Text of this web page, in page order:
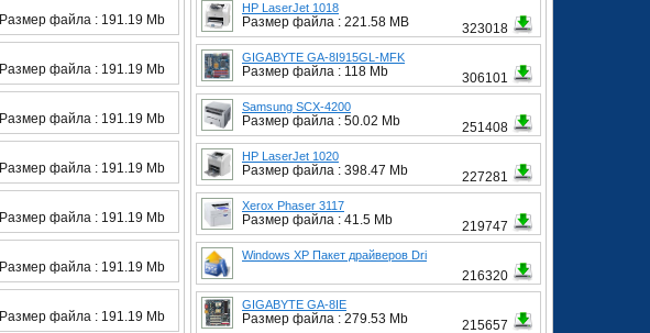
HP LaserJet 1018
Размер файла : 221.58 MB 323018
GIGABYTE GA-8I915GL-MFK
Размер файла : 118 Mb 306101
Samsung SCX-4200
Размер файла : 50.02 Mb 251408
HP LaserJet 1020
Размер файла : 398.47 Mb 227281
Xerox Phaser 3117
Размер файла : 41.5 Mb 219747
Windows XP Пакет драйверов Dri
216320
GIGABYTE GA-8IE
Размер файла : 279.53 Mb 215657
Размер файла : 191.19 Mb
Размер файла : 191.19 Mb
Размер файла : 191.19 Mb
Размер файла : 191.19 Mb
Размер файла : 191.19 Mb
Размер файла : 191.19 Mb
Размер файла : 191.19 Mb